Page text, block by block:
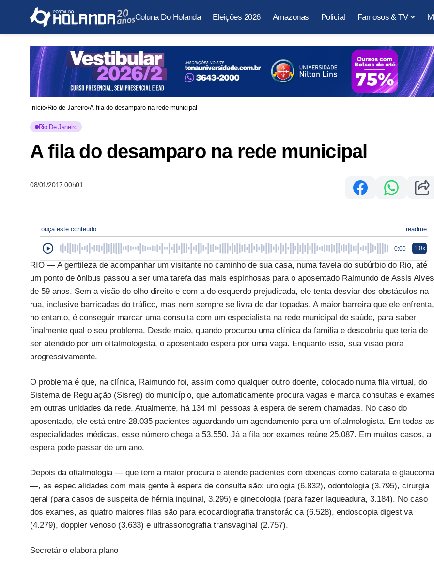
Coluna Do Holanda Eleições 2026 Amazonas Policial Famosos & TV
Início Rio de Janeiro A fila do desamparo na rede municipal
Rio De Janeiro
A fila do desamparo na rede municipal
08/01/2017 00h01
ouça este conteúdo readme
0:00 1.0x
RIO — A gentileza de acompanhar um visitante no caminho de sua casa, numa favela do subúrbio do Rio, até
um ponto de ônibus passou a ser uma tarefa das mais espinhosas para o aposentado Raimundo de Assis
de 59 anos. Sem a visão do olho direito e com a do esquerdo prejudicada, ele tenta desviar dos obstáculos na
rua, inclusive barricadas do tráfico, mas nem sempre se livra de dar topadas. A maior barreira que ele enfrenta,
no entanto, é conseguir marcar uma consulta com um especialista na rede municipal de saúde, para saber
finalmente qual o seu problema. Desde maio, quando procurou uma clínica da família e descobriu que teria de
ser atendido por um oftalmologista, o aposentado espera por uma vaga. Enquanto isso, sua visão piora
progressivamente.
O problema é que, na clínica, Raimundo foi, assim como qualquer outro doente, colocado numa fila virtual, do
Sistema de Regulação (Sisreg) do município, que automaticamente procura vagas e marca consultas e
em outras unidades da rede. Atualmente, há 134 mil pessoas à espera de serem chamadas. No caso do
aposentado, ele está entre 28.035 pacientes aguardando um agendamento para um oftalmologista. Em todas as
especialidades médicas, esse número chega a 53.550. Já a fila por exames reúne 25.087. Em muitos casos, a
espera pode passar de um ano.
Depois da oftalmologia — que tem a maior procura e atende pacientes com doenças como catarata e glaucoma
—, as especialidades com mais gente à espera de consulta são: urologia (6.832), odontologia (3.795), cirurgia
geral (para casos de suspeita de hérnia inguinal, 3.295) e ginecologia (para fazer laqueadura, 3.184). No caso
dos exames, as quatro maiores filas são para ecocardiografia transtorácica (6.528), endoscopia digestiva
(4.279), doppler venoso (3.633) e ultrassonografia transvaginal (2.757).
Secretário elabora plano